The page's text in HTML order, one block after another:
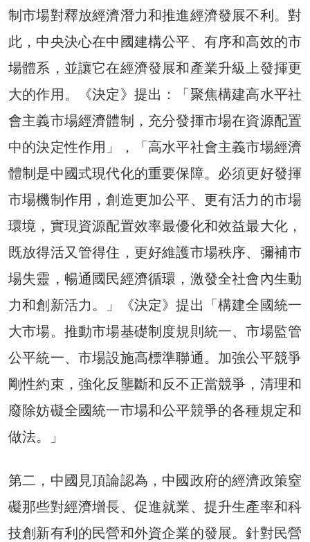
制市場對釋放經濟潛力和推進經濟發展不利。對
此，中央決心在中國建構公平、有序和高效的市
場體系，並讓它在經濟發展和產業升級上發揮更
大的作用。《決定》提出：「聚焦構建高水平社
會主義市場經濟體制，充分發揮市場在資源配置
中的決定性作用」，「高水平社會主義市場經濟
體制是中國式現代化的重要保障。必須更好發揮
市場機制作用，創造更加公平、更有活力的市場
環境，實現資源配置效率最優化和效益最大化，
既放得活又管得住，更好維護市場秩序、彌補市
場失靈，暢通國民經濟循環，激發全社會內生動
力和創新活力。」《決定》提出「構建全國統一
大市場。推動市場基礎制度規則統一、市場監管
公平統一、市場設施高標準聯通。加強公平競爭
剛性約束，強化反壟斷和反不正當競爭，清理和
廢除妨礙全國統一市場和公平競爭的各種規定和
做法。」
第二，中國見頂論認為，中國政府的經濟政策窒
礙那些對經濟增長、促進就業、提升生產率和科
技創新有利的民營和外資企業的發展。針對民營